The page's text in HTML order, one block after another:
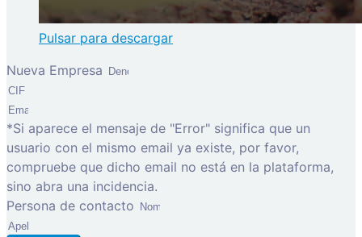
Pulsar para descargar
Nueva Empresa
*Si aparece el mensaje de "Error" significa que un
usuario con el mismo email ya existe, por favor,
compruebe que dicho email no está en la plataforma,
sino abra una incidencia.
Persona de contacto